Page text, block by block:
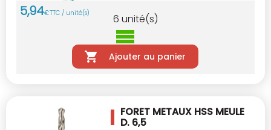
5,94€TTC / unité(s) 6 unité(s)
Ajouter au panier
FORET METAUX HSS MEULE
D. 6,5